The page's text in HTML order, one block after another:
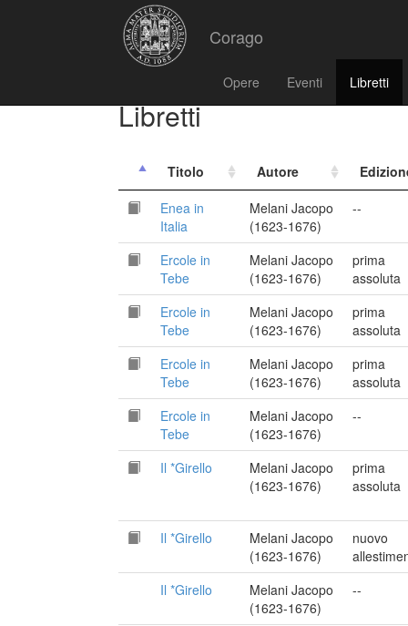
Corago
Opere Eventi Libretti
Libretti
Titolo Autore
Enea in
Italia
Melani Jacopo
(1623-1676)
--
Ercole in
Tebe
Melani Jacopo
(1623-1676)
prima
assoluta
Ercole in
Tebe
Melani Jacopo
(1623-1676)
prima
assoluta
Ercole in
Tebe
Melani Jacopo
(1623-1676)
prima
assoluta
Ercole in
Tebe
Melani Jacopo
(1623-1676)
--
Il *Girello
Melani Jacopo
(1623-1676)
prima
assoluta
Il *Girello
Melani Jacopo
(1623-1676)
nuovo
Il *Girello
Melani Jacopo
(1623-1676)
--